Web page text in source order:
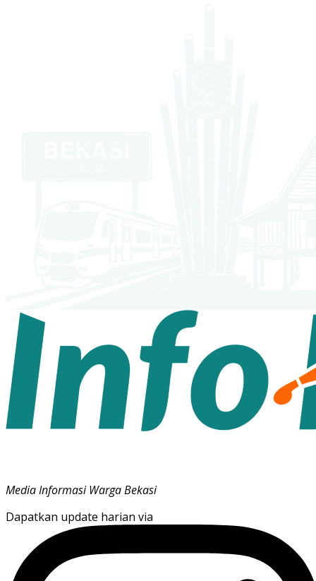
Media Informasi Warga Bekasi
Dapatkan update harian via